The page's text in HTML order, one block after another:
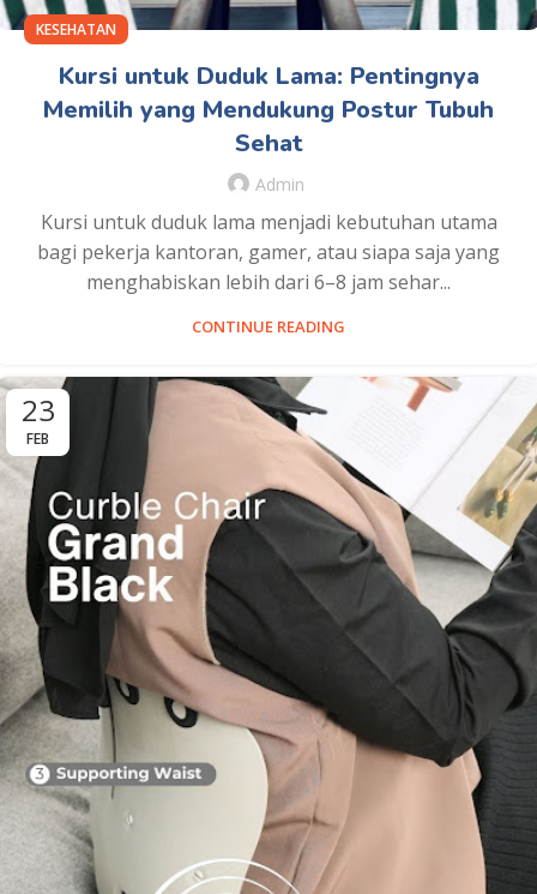
KESEHATAN
Kursi untuk Duduk Lama: Pentingnya
Memilih yang Mendukung Postur Tubuh
Sehat
Admin
Kursi untuk duduk lama menjadi kebutuhan utama
bagi pekerja kantoran, gamer, atau siapa saja yang
menghabiskan lebih dari 6–8 jam sehar...
CONTINUE READING
23
FEB